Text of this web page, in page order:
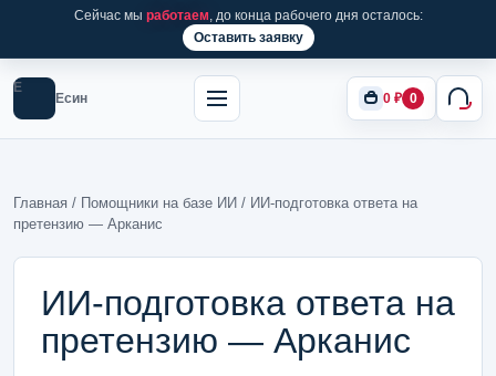
Сейчас мы работаем, до конца рабочего дня осталось:
Оставить заявку
Е
Есин 0 ₽ 0
Главная / Помощники на базе ИИ / ИИ-подготовка ответа на
претензию — Арканис
ИИ-подготовка ответа на
претензию — Арканис